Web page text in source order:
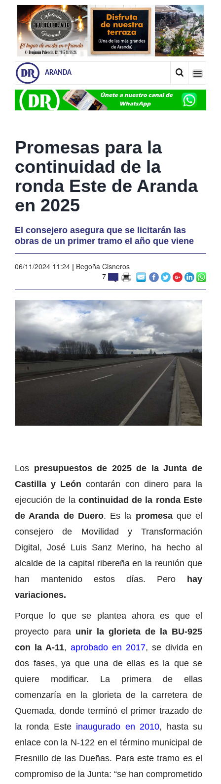
ARANDA
Promesas para la
continuidad de la
ronda Este de Aranda
en 2025
El consejero asegura que se licitarán las
obras de un primer tramo el año que viene
06/11/2024 11:24 | Begoña Cisneros
7
Los presupuestos de 2025 de la Junta de
Castilla y León contarán con dinero para la
ejecución de la continuidad de la ronda Este
de Aranda de Duero. Es la promesa que el
consejero de Movilidad y Transformación
Digital, José Luis Sanz Merino, ha hecho al
alcalde de la capital ribereña en la reunión que
han mantenido estos días. Pero hay
variaciones.
Porque lo que se plantea ahora es que el
proyecto para unir la glorieta de la BU-925
con la A-11, aprobado en 2017, se divida en
dos fases, ya que una de ellas es la que se
quiere modificar. La primera de ellas
comenzaría en la glorieta de la carretera de
Quemada, donde terminó el primer trazado de
la ronda Este inaugurado en 2010, hasta su
enlace con la N-122 en el término municipal de
Fresnillo de las Dueñas. Para este tramo es el
compromiso de la Junta: “se han comprometido